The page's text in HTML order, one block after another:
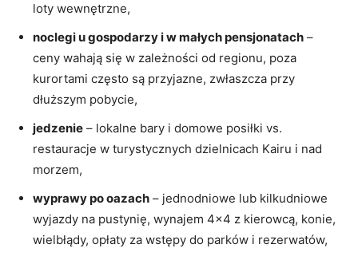
loty wewnętrzne,
noclegi u gospodarzy i w małych pensjonatach –
ceny wahają się w zależności od regionu, poza
kurortami często są przyjazne, zwłaszcza przy
dłuższym pobycie,
jedzenie – lokalne bary i domowe posiłki vs.
restauracje w turystycznych dzielnicach Kairu i nad
morzem,
wyprawy po oazach – jednodniowe lub kilkudniowe
wyjazdy na pustynię, wynajem 4×4 z kierowcą, konie,
wielbłądy, opłaty za wstępy do parków i rezerwatów,